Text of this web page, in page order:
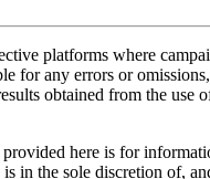
platforms where
for any errors or
obtained from the
here is for
in the sole discretion of,